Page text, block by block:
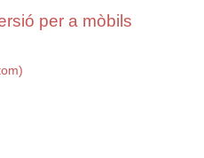
per a mòbils